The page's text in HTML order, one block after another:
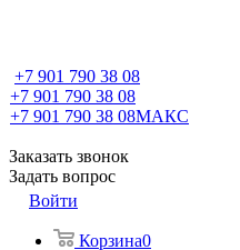
+7 901 790 38 08
+7 901 790 38 08
+7 901 790 38 08МАКС
Заказать звонок
Задать вопрос
Войти
Корзина0